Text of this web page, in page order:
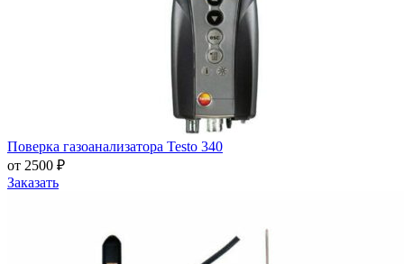
Поверка газоанализатора Testo 340
от 2500 ₽
Заказать